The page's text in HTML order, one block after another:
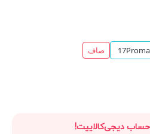
صاف
حساب دیجی‌کالاییت!